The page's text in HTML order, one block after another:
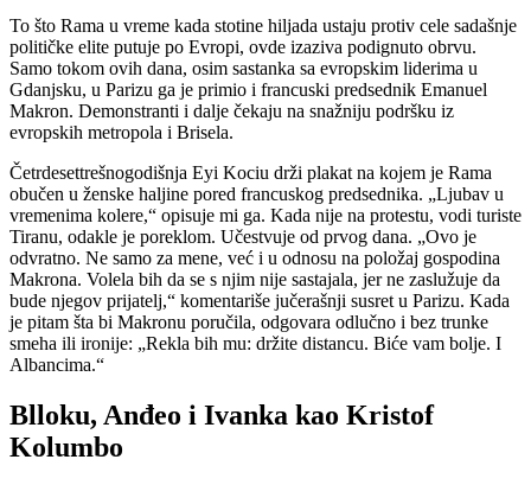
To što Rama u vreme kada stotine hiljada ustaju protiv cele sadašnje
političke elite putuje po Evropi, ovde izaziva podignuto obrvu.
Samo tokom ovih dana, osim sastanka sa evropskim liderima u
Gdanjsku, u Parizu ga je primio i francuski predsednik Emanuel
Makron. Demonstranti i dalje čekaju na snažniju podršku iz
evropskih metropola i Brisela.
Četrdesettrešnogodišnja Eyi Kociu drži plakat na kojem je Rama
obučen u ženske haljine pored francuskog predsednika. „Ljubav u
vremenima kolere,“ opisuje mi ga. Kada nije na protestu, vodi turiste
Tiranu, odakle je poreklom. Učestvuje od prvog dana. „Ovo je
odvratno. Ne samo za mene, već i u odnosu na položaj gospodina
Makrona. Volela bih da se s njim nije sastajala, jer ne zaslužuje da
bude njegov prijatelj,“ komentariše jučerašnji susret u Parizu. Kada
je pitam šta bi Makronu poručila, odgovara odlučno i bez trunke
smeha ili ironije: „Rekla bih mu: držite distancu. Biće vam bolje. I
Albancima.“
Blloku, Anđeo i Ivanka kao Kristof
Kolumbo